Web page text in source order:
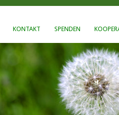
KONTAKT SPENDEN